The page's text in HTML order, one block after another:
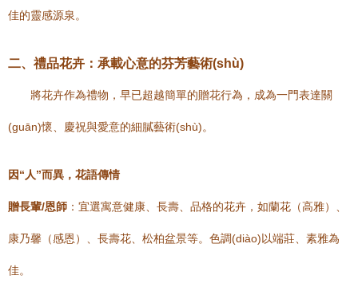
佳的靈感源泉。
二、禮品花卉：承載心意的芬芳藝術(shù)
將花卉作為禮物，早已超越簡單的贈花行為，成為一門表達關
(guān)懷、慶祝與愛意的細膩藝術(shù)。
因“人”而異，花語傳情
贈長輩/恩師 ：宜選寓意健康、長壽、品格的花卉，如蘭花（高雅）、
康乃馨（感恩）、長壽花、松柏盆景等。色調(diào)以端莊、素雅為
佳。